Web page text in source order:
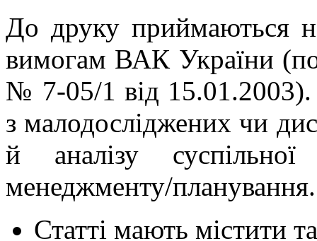
До друку приймаються
вимогам ВАК України
№ 7-05/1 від 15.01.2003).
з малодосліджених чи
й аналізу суспільної
менеджменту/планування.
Статті мають містити